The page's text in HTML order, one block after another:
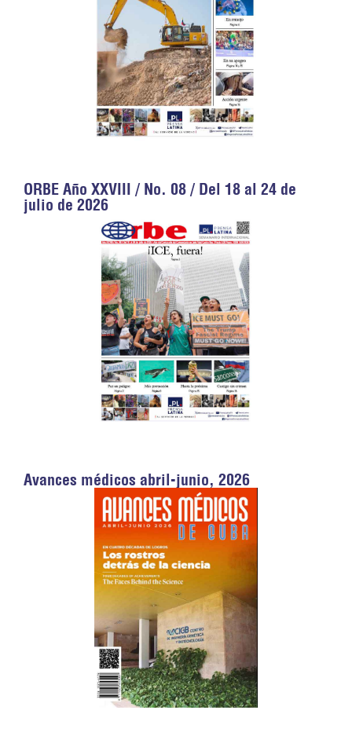
ORBE Año XXVIII / No. 08 / Del 18 al 24 de
julio de 2026
Avances médicos abril-junio, 2026